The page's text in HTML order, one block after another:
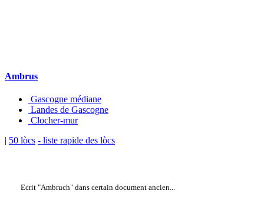
Ambrus
Gascogne médiane
Landes de Gascogne
Clocher-mur
| 50 lòcs - liste rapide des lòcs
Ecrit "Ambruch" dans certain document ancien...